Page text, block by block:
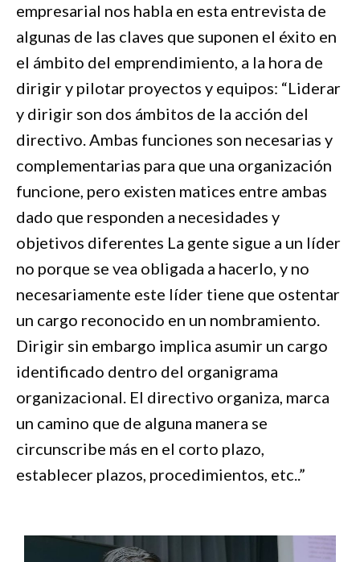
empresarial nos habla en esta entrevista de
algunas de las claves que suponen el éxito en
el ámbito del emprendimiento, a la hora de
dirigir y pilotar proyectos y equipos: “Liderar
y dirigir son dos ámbitos de la acción del
directivo. Ambas funciones son necesarias y
complementarias para que una organización
funcione, pero existen matices entre ambas
dado que responden a necesidades y
objetivos diferentes La gente sigue a un líder
no porque se vea obligada a hacerlo, y no
necesariamente este líder tiene que ostentar
un cargo reconocido en un nombramiento.
Dirigir sin embargo implica asumir un cargo
identificado dentro del organigrama
organizacional. El directivo organiza, marca
un camino que de alguna manera se
circunscribe más en el corto plazo,
establecer plazos, procedimientos, etc..”